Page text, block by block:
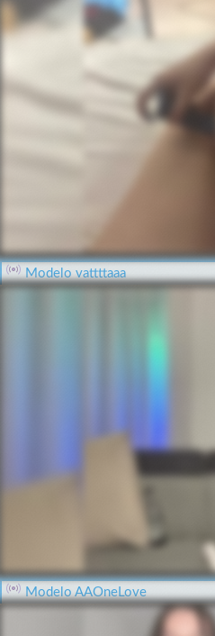
Modelo vattttaaa
Modelo AAOneLove